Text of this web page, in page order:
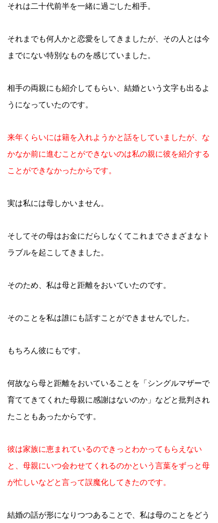
それは二十代前半を一緒に過ごした相手。
それまでも何人かと恋愛をしてきましたが、その人とは今
までにない特別なものを感じていました。
相手の両親にも紹介してもらい、結婚という文字も出るよ
うになっていたのです。
来年くらいには籍を入れようかと話をしていましたが、な
かなか前に進むことができないのは私の親に彼を紹介する
ことができなかったからです。
実は私には母しかいません。
そしてその母はお金にだらしなくてこれまでさまざまなト
ラブルを起こしてきました。
そのため、私は母と距離をおいていたのです。
そのことを私は誰にも話すことができませんでした。
もちろん彼にもです。
何故なら母と距離をおいていることを「シングルマザーで
育ててきてくれた母親に感謝はないのか」などと批判され
たこともあったからです。
彼は家族に恵まれているのできっとわかってもらえない
と、母親にいつ会わせてくれるのかという言葉をずっと母
が忙しいなどと言って誤魔化してきたのです。
結婚の話が形になりつつあることで、私は母のことをどう